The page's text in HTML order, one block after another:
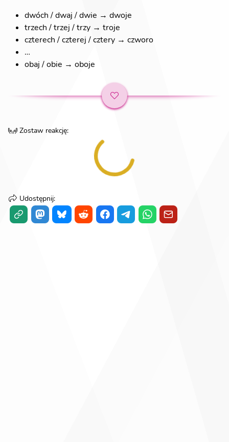
dwóch / dwaj / dwie → dwoje
trzech / trzej / trzy → troje
czterech / czterej / cztery → czworo
…
obaj / obie → oboje
Zostaw reakcję:
Udostępnij: